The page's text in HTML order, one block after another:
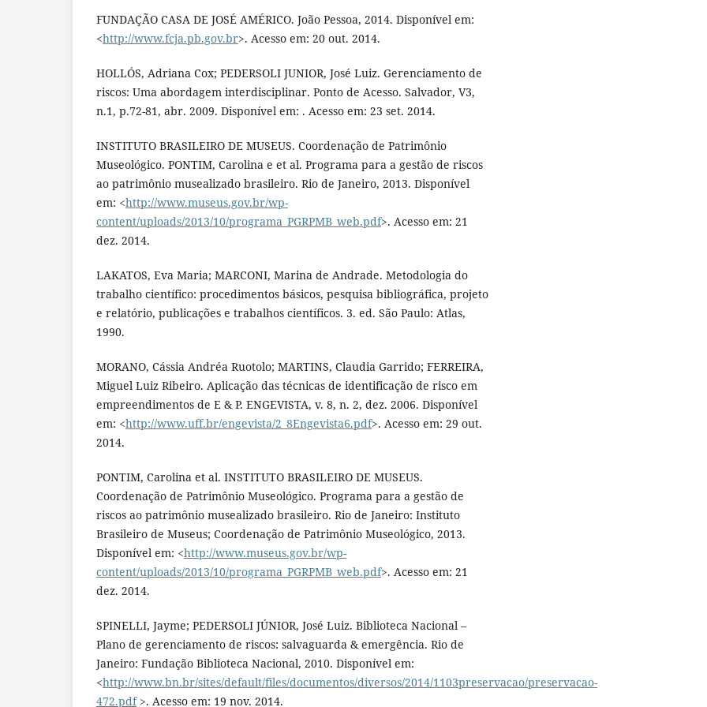
FUNDAÇÃO CASA DE JOSÉ AMÉRICO. João Pessoa, 2014. Disponível em:
<http://www.fcja.pb.gov.br>. Acesso em: 20 out. 2014.
HOLLÓS, Adriana Cox; PEDERSOLI JUNIOR, José Luiz. Gerenciamento de
riscos: Uma abordagem interdisciplinar. Ponto de Acesso. Salvador, V3,
n.1, p.72-81, abr. 2009. Disponível em: . Acesso em: 23 set. 2014.
INSTITUTO BRASILEIRO DE MUSEUS. Coordenação de Patrimônio
Museológico. PONTIM, Carolina e et al. Programa para a gestão de riscos
ao patrimônio musealizado brasileiro. Rio de Janeiro, 2013. Disponível
em: <http://www.museus.gov.br/wp-
content/uploads/2013/10/programa_PGRPMB_web.pdf>. Acesso em: 21
dez. 2014.
LAKATOS, Eva Maria; MARCONI, Marina de Andrade. Metodologia do
trabalho científico: procedimentos básicos, pesquisa bibliográfica, projeto
e relatório, publicações e trabalhos científicos. 3. ed. São Paulo: Atlas,
1990.
MORANO, Cássia Andréa Ruotolo; MARTINS, Claudia Garrido; FERREIRA,
Miguel Luiz Ribeiro. Aplicação das técnicas de identificação de risco em
empreendimentos de E & P. ENGEVISTA, v. 8, n. 2, dez. 2006. Disponível
em: <http://www.uff.br/engevista/2_8Engevista6.pdf>. Acesso em: 29 out.
2014.
PONTIM, Carolina et al. INSTITUTO BRASILEIRO DE MUSEUS.
Coordenação de Patrimônio Museológico. Programa para a gestão de
riscos ao patrimônio musealizado brasileiro. Rio de Janeiro: Instituto
Brasileiro de Museus; Coordenação de Patrimônio Museológico, 2013.
Disponível em: <http://www.museus.gov.br/wp-
content/uploads/2013/10/programa_PGRPMB_web.pdf>. Acesso em: 21
dez. 2014.
SPINELLI, Jayme; PEDERSOLI JÚNIOR, José Luiz. Biblioteca Nacional –
Plano de gerenciamento de riscos: salvaguarda & emergência. Rio de
Janeiro: Fundação Biblioteca Nacional, 2010. Disponível em:
<http://www.bn.br/sites/default/files/documentos/diversos/2014/1103preservacao/preservacao-
472.pdf>. Acesso em: 19 nov. 2014.